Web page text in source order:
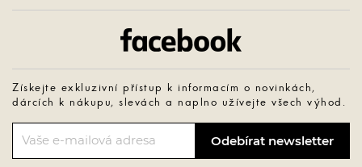
Získejte exkluzivní přístup k informacím o novinkách,
dárcích k nákupu, slevách a naplno užívejte všech výhod.